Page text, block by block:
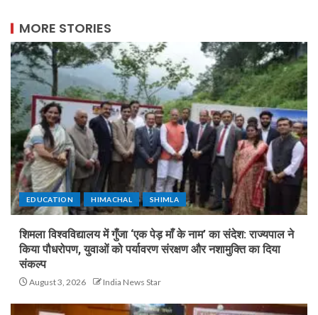
MORE STORIES
EDUCATION HIMACHAL SHIMLA
शिमला विश्वविद्यालय में गुँजा ‘एक पेड़ माँ के नाम’ का संदेश: राज्यपाल ने
किया पौधरोपण, युवाओं को पर्यावरण संरक्षण और नशामुक्ति का दिया
संकल्प
August 3, 2026 India News Star